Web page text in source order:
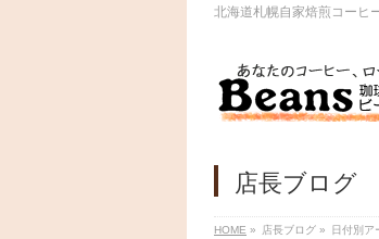
北海道札幌自家焙煎コーヒ
店長ブログ
HOME » 店長ブログ » 日付別ア